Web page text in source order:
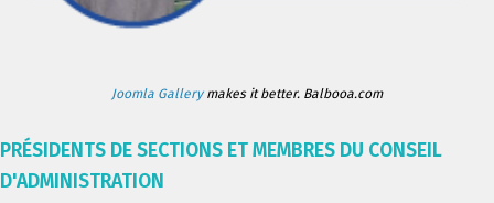
Joomla Gallerymakes it better. Balbooa.com
PRÉSIDENTS DE SECTIONS ET MEMBRES DU CONSEIL
D'ADMINISTRATION